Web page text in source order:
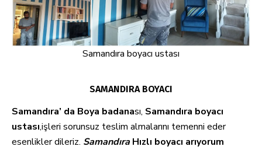
Samandıra boyacı ustası
SAMANDIRA BOYACI
Samandıra’ da Boya badanası, Samandıra boyacı
ustası,işleri sorunsuz teslim almalarını temenni eder
esenlikler dileriz. Samandıra Hızlı boyacı arıyorum